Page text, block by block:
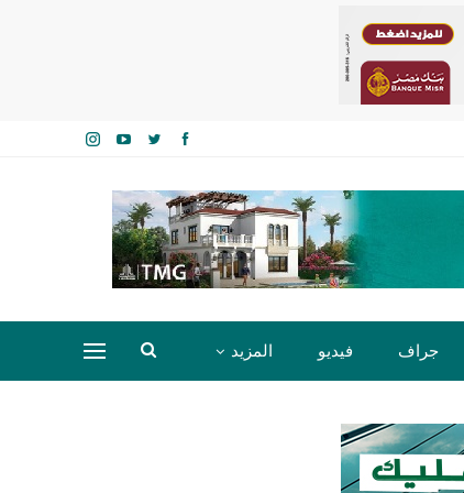
جراف فيديو المزيد